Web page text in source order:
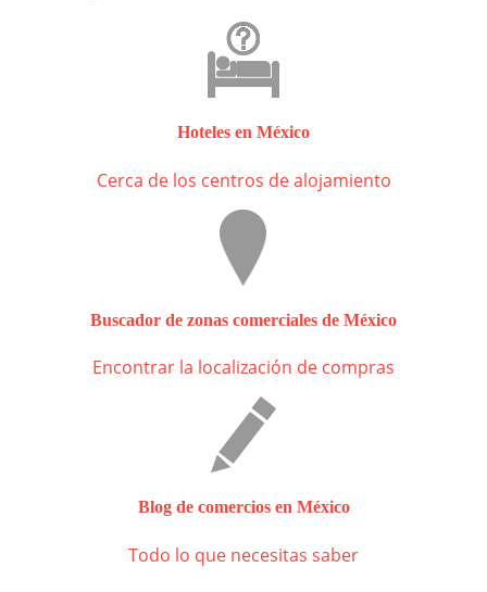
Hoteles en México
Cerca de los centros de alojamiento
Buscador de zonas comerciales de México
Encontrar la localización de compras
Blog de comercios en México
Todo lo que necesitas saber